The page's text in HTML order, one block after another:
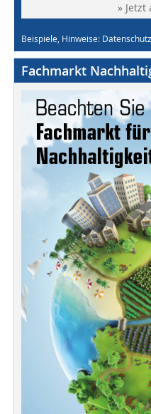
» Jetzt
Beispiele, Hinweise:
Fachmarkt